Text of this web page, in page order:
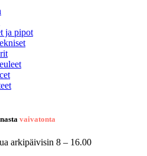
ja pipot
vaivatonta
arkipäivisin 8 – 16.00